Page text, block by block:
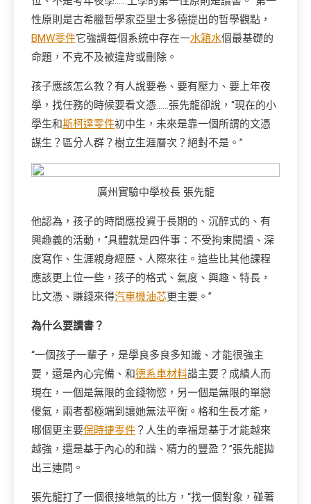
性原則是古希臘哲學家亞里士多德提出的哲學觀點，
BMW零件它強調每個系統中存在一水箱水個最基礎的
命題，不克不及被違背或刪除。
孩子應該怎么教？有人說要卷、要有壓力、要上年夜
學，找任務的時候要看文憑……張先龍卻說，“現在的小
學生和斯柯達零件初中生，未來是靠一個所謂的文憑
謀生？區分人群？樹立生涯層次？絕對不是。”
廣州實驗中學校長 張先龍
他認為，孩子的時間應投資于長期的、沉醉式的、有
興趣義的活動，“具體就是四件事：不受拘束閱讀、深
度寫作、生涯親身經歷、人際來往。這些比其他課程
應該更上位一些，孩子的格式、氣度、興趣、特長，
比文憑、賺錢來得汽車機油芯更主要。”
為什么要讀書？
“一個孩子一輩子，是學良多良多知識、才能很強主
要，還是內心完備、和德系車材料諧主要？成績人而
現在，一個是無限的金錢物慾，另一個是無限的單戀
傻氣，兩者都極端到讓她無法平衡。格和生長才能，
哪個更主要保時捷零件 ？人生的幸福是基于才能越來
越強，還是基于內心的和諧、精力的豐盈？”張先龍拋
出三連問。
張先龍打了一個很接地氣的比方，“找一個對象，碰著